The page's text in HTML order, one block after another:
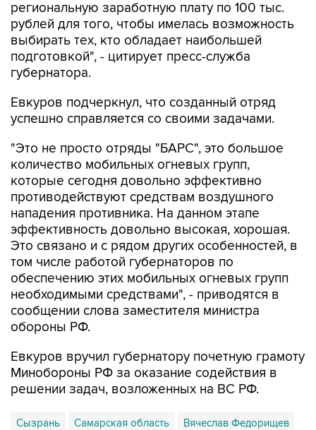
выбирать тех, кто обладает наибольшей
подготовкой", - цитирует пресс-служба
губернатора.
Евкуров подчеркнул, что созданный отряд
"Это не просто отряды "БАРС", это большое
которые сегодня довольно эффективно
противодействуют средствам воздушного
нападения противника. На данном этапе
эффективность довольно высокая, хорошая.
Это связано и с рядом других особенностей, в
том числе работой губернаторов по
обеспечению этих мобильных огневых групп
необходимыми средствами", - приводятся в
сообщении слова заместителя министра
обороны РФ.
Евкуров вручил губернатору почетную грамоту
решении задач, возложенных на ВС РФ.
Сызрань Самарская область Вячеслав Федорищев
Юнус-Бек Евкуров Минобороны РФ